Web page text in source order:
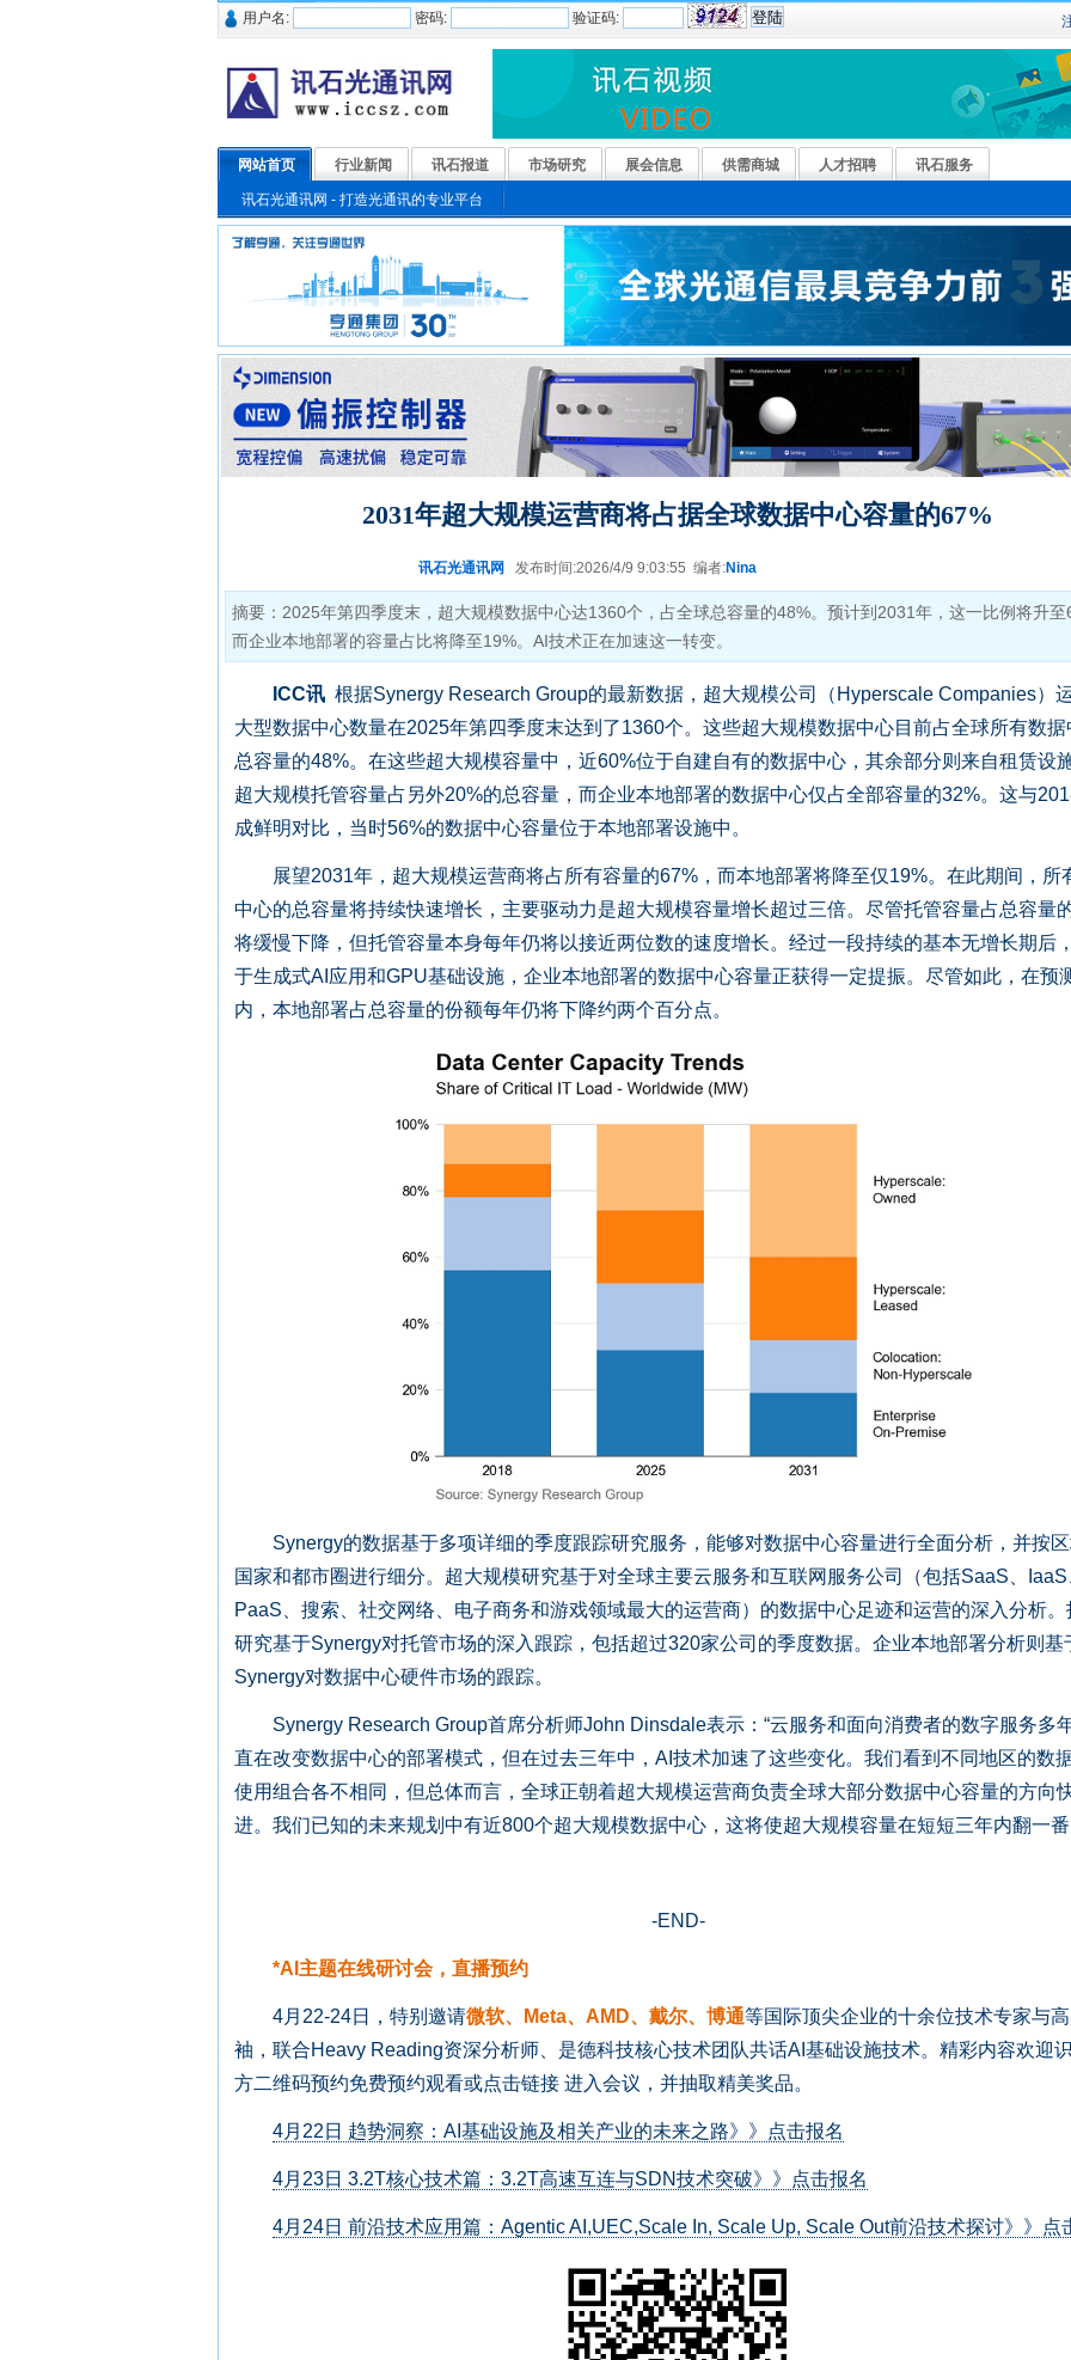
用户名: 密码: 验证码:
网站首页 行业新闻 讯石报道 市场研究 展会信息 供需商城 人才招聘 讯石服务
讯石光通讯网 - 打造光通讯的专业平台
2031年超大规模运营商将占据全球数据中心容量的67%
讯石光通讯网 发布时间:2026/4/9 9:03:55 编者:Nina
摘要：2025年第四季度末，超大规模数据中心达1360个，占全球总容量的48%。预计到2031年，这一比例将升至
而企业本地部署的容量占比将降至19%。AI技术正在加速这一转变。
ICC讯 根据Synergy Research Group的最新数据，超大规模公司（Hyperscale Companies）
大型数据中心数量在2025年第四季度末达到了1360个。这些超大规模数据中心目前占全球所有数据
总容量的48%。在这些超大规模容量中，近60%位于自建自有的数据中心，其余部分则来自租赁设
超大规模托管容量占另外20%的总容量，而企业本地部署的数据中心仅占全部容量的32%。这与
成鲜明对比，当时56%的数据中心容量位于本地部署设施中。
展望2031年，超大规模运营商将占所有容量的67%，而本地部署将降至仅19%。在此期间，所
中心的总容量将持续快速增长，主要驱动力是超大规模容量增长超过三倍。尽管托管容量占总容量
将缓慢下降，但托管容量本身每年仍将以接近两位数的速度增长。经过一段持续的基本无增长期后
于生成式AI应用和GPU基础设施，企业本地部署的数据中心容量正获得一定提振。尽管如此，在预
内，本地部署占总容量的份额每年仍将下降约两个百分点。
Synergy的数据基于多项详细的季度跟踪研究服务，能够对数据中心容量进行全面分析，并按
国家和都市圈进行细分。超大规模研究基于对全球主要云服务和互联网服务公司（包括SaaS、IaaS
PaaS、搜索、社交网络、电子商务和游戏领域最大的运营商）的数据中心足迹和运营的深入分析。
研究基于Synergy对托管市场的深入跟踪，包括超过320家公司的季度数据。企业本地部署分析则基
Synergy对数据中心硬件市场的跟踪。
Synergy Research Group首席分析师John Dinsdale表示：“云服务和面向消费者的数字服务多
直在改变数据中心的部署模式，但在过去三年中，AI技术加速了这些变化。我们看到不同地区的数
使用组合各不相同，但总体而言，全球正朝着超大规模运营商负责全球大部分数据中心容量的方向
进。我们已知的未来规划中有近800个超大规模数据中心，这将使超大规模容量在短短三年内翻一番
-END-
*AI主题在线研讨会，直播预约
4月22-24日，特别邀请微软、Meta、AMD、戴尔、博通等国际顶尖企业的十余位技术专家与
袖，联合Heavy Reading资深分析师、是德科技核心技术团队共话AI基础设施技术。精彩内容欢迎
方二维码预约免费预约观看或点击链接 进入会议，并抽取精美奖品。
4月22日 趋势洞察：AI基础设施及相关产业的未来之路》》点击报名
4月23日 3.2T核心技术篇：3.2T高速互连与SDN技术突破》》点击报名
4月24日 前沿技术应用篇：Agentic AI,UEC,Scale In, Scale Up, Scale Out前沿技术探讨》》点